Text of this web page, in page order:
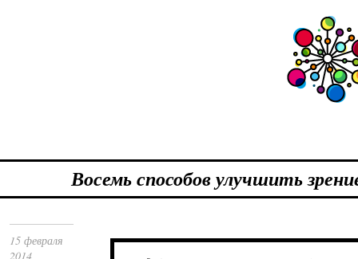
Восемь способов улучшить
15 февраля
2014